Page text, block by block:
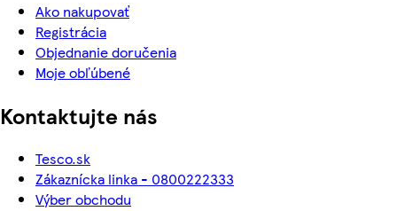
Ako nakupovať
Registrácia
Objednanie doručenia
Moje obľúbené
Kontaktujte nás
Tesco.sk
Zákaznícka linka - 0800222333
Výber obchodu